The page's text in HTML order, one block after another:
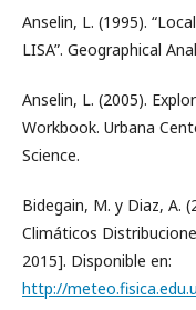
Anselin, L. (1995).
LISA”. Geographical
Anselin, L. (2005).
Workbook. Urbana
Science.
Bidegain, M. y Diaz, A.
Climáticos
2015]. Disponible en:
http://